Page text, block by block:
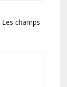
Les champs